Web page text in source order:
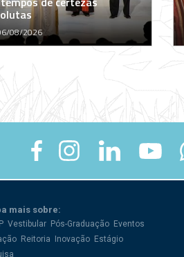
08/2026
mais sobre:
Vestibular Pós-Graduação Eventos
Reitoria Inovação Estágio